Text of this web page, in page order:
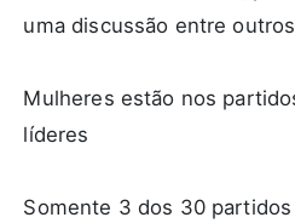
uma discussão entre
Mulheres estão nos
líderes
Somente 3 dos 30